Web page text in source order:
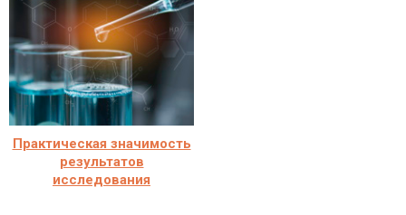
Практическая значимость
результатов
исследования